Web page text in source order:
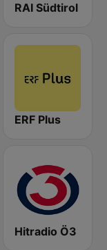
RAI Südtirol
ERF Plus
Hitradio Ö3